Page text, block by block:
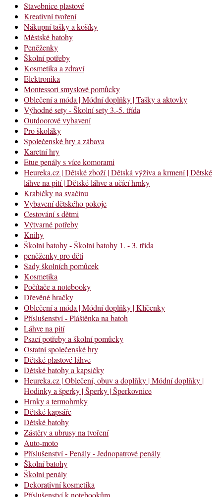
Stavebnice plastové
Kreativní tvoření
Nákupní tašky a košíky
Městské batohy
Peněženky
Školní potřeby
Kosmetika a zdraví
Elektronika
Montessori smyslové pomůcky
Oblečení a móda | Módní doplňky | Tašky a aktovky
Výhodné sety - Školní sety 3.-5. třída
Outdoorové vybavení
Pro školáky
Společenské hry a zábava
Karetní hry
Etue penály s více komorami
Heureka.cz | Dětské zboží | Dětská výživa a krmení | Dětské
láhve na pití | Dětské láhve a učící hrnky
Krabičky na svačinu
Vybavení dětského pokoje
Cestování s dětmi
Výtvarné potřeby
Knihy
Školní batohy - Školní batohy 1. - 3. třída
peněženky pro děti
Sady školních pomůcek
Kosmetika
Počítače a notebooky
Dřevěné hračky
Oblečení a móda | Módní doplňky | Klíčenky
Příslušenství - Pláštěnka na batoh
Láhve na pití
Psací potřeby a školní pomůcky
Ostatní společenské hry
Dětské plastové láhve
Dětské batohy a kapsičky
Heureka.cz | Oblečení, obuv a doplňky | Módní doplňky |
Hodinky a šperky | Šperky | Šperkovnice
Hrnky a termohrnky
Dětské kapsáře
Dětské batohy
Zástěry a ubrusy na tvoření
Auto-moto
Příslušenství - Penály - Jednopatrové penály
Školní batohy
Školní penály
Dekorativní kosmetika
Příslušenství k notebookům